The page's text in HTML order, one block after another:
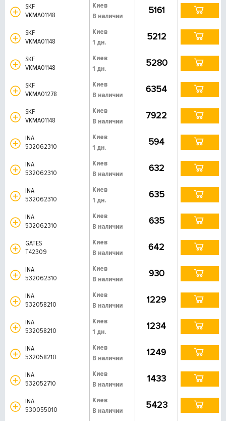
SKF
VKMA01148
Киев
В наличии
5161
SKF
VKMA01148
Киев
1 дн.
5212
SKF
VKMA01148
Киев
1 дн.
5280
SKF
VKMA01278
Киев
В наличии
6354
SKF
VKMA01148
Киев
В наличии
7922
INA
532062310
Киев
1 дн.
594
INA
532062310
Киев
В наличии
632
INA
532062310
Киев
1 дн.
635
INA
532062310
Киев
В наличии
635
GATES
T42309
Киев
В наличии
642
INA
532062310
Киев
В наличии
930
INA
532058210
Киев
В наличии
1229
INA
532058210
Киев
1 дн.
1234
INA
532058210
Киев
В наличии
1249
INA
532052710
Киев
В наличии
1433
INA
530055010
Киев
В наличии
5423